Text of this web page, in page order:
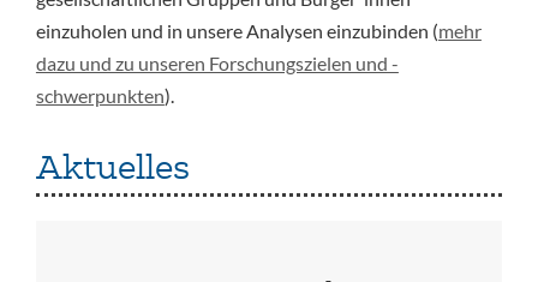
einzuholen und in unsere Analysen einzubinden (mehr
dazu und zu unseren Forschungszielen und -
schwerpunkten).
Aktuelles